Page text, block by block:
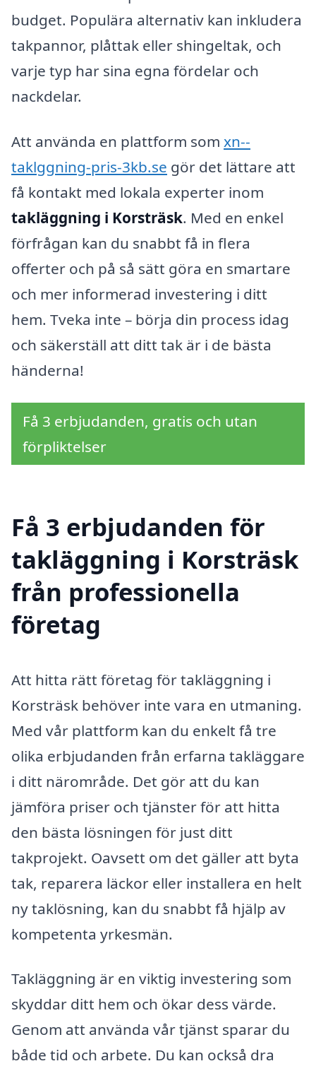
budget. Populära alternativ kan inkludera
takpannor, plåttak eller shingeltak, och
varje typ har sina egna fördelar och
nackdelar.
Att använda en plattform som xn--
taklggning-pris-3kb.se gör det lättare att
få kontakt med lokala experter inom
takläggning i Korsträsk. Med en enkel
förfrågan kan du snabbt få in flera
offerter och på så sätt göra en smartare
och mer informerad investering i ditt
hem. Tveka inte – börja din process idag
och säkerställ att ditt tak är i de bästa
händerna!
Få 3 erbjudanden, gratis och utan
förpliktelser
Få 3 erbjudanden för
takläggning i Korsträsk
från professionella
företag
Att hitta rätt företag för takläggning i
Korsträsk behöver inte vara en utmaning.
Med vår plattform kan du enkelt få tre
olika erbjudanden från erfarna takläggare
i ditt närområde. Det gör att du kan
jämföra priser och tjänster för att hitta
den bästa lösningen för just ditt
takprojekt. Oavsett om det gäller att byta
tak, reparera läckor eller installera en helt
ny taklösning, kan du snabbt få hjälp av
kompetenta yrkesmän.
Takläggning är en viktig investering som
skyddar ditt hem och ökar dess värde.
Genom att använda vår tjänst sparar du
både tid och arbete. Du kan också dra